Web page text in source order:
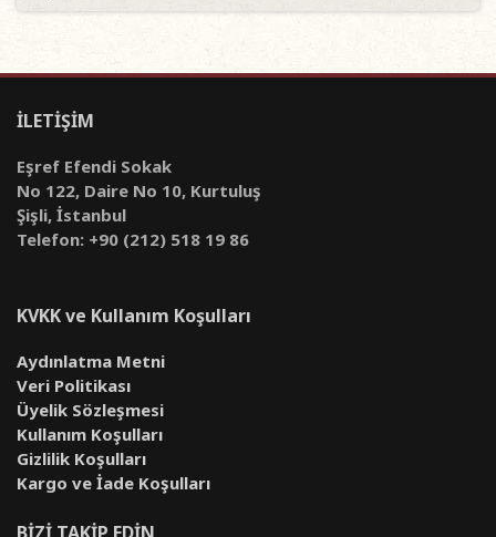
İLETİŞİM
Eşref Efendi Sokak
No 122, Daire No 10, Kurtuluş
Şişli, İstanbul
Telefon: +90 (212) 518 19 86
KVKK ve Kullanım Koşulları
Aydınlatma Metni
Veri Politikası
Üyelik Sözleşmesi
Kullanım Koşulları
Gizlilik Koşulları
Kargo ve İade Koşulları